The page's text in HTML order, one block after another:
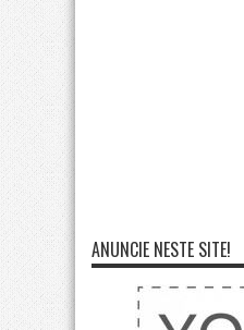
ANUNCIE NESTE SITE!